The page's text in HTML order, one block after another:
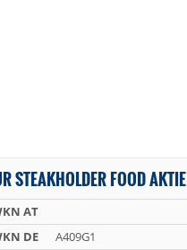
STEAKHOLDER FOOD AKTIE
AT
DE
A409G1